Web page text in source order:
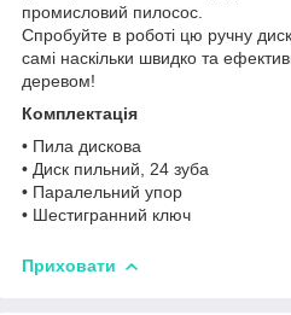
промисловий пилосос.
Спробуйте в роботі цю ручну
самі наскільки швидко та
деревом!
Комплектація
• Пила дискова
• Диск пильний, 24 зуба
• Паралельний упор
• Шестигранний ключ
Приховати